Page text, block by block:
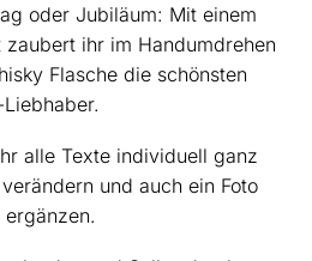
oder Jubiläum: Mit einem
ihr im Handumdrehen
Flasche die schönsten
alle Texte individuell ganz
und auch ein Foto